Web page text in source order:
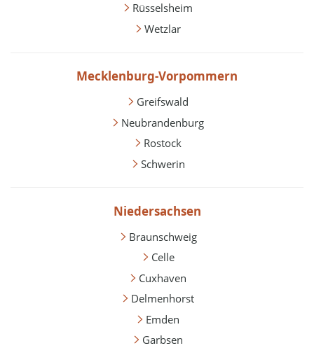
Rüsselsheim
Wetzlar
Mecklenburg-Vorpommern
Greifswald
Neubrandenburg
Rostock
Schwerin
Niedersachsen
Braunschweig
Celle
Cuxhaven
Delmenhorst
Emden
Garbsen